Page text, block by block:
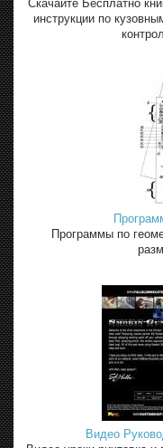
Скачайте Бесплатно
инструкции по
Программы по
Видео